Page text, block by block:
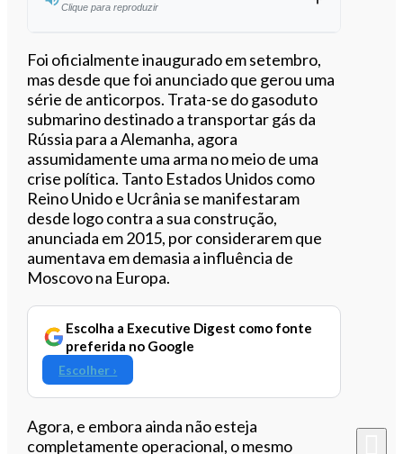
Clique para reproduzir
Ouvir este artigo
Foi oficialmente inaugurado em setembro,
mas desde que foi anunciado que gerou uma
série de anticorpos. Trata-se do gasoduto
submarino destinado a transportar gás da
Rússia para a Alemanha, agora
assumidamente uma arma no meio de uma
crise política. Tanto Estados Unidos como
Reino Unido e Ucrânia se manifestaram
desde logo contra a sua construção,
anunciada em 2015, por considerarem que
aumentava em demasia a influência de
Moscovo na Europa.
Escolha a Executive Digest como fonte
preferida no Google
Escolher ›
Agora, e embora ainda não esteja
completamente operacional, o mesmo